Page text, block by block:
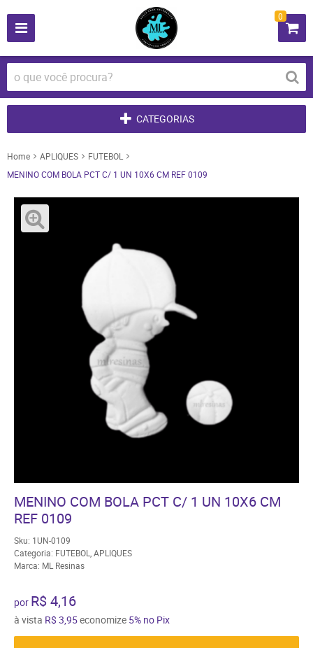
0
CATEGORIAS
Home APLIQUES
FUTEBOL
MENINO COM BOLA PCT C/ 1 UN 10X6 CM REF 0109
MENINO COM BOLA PCT C/ 1 UN 10X6 CM
REF 0109
Sku: 1UN-0109
Categoria: FUTEBOL APLIQUES
Marca: ML Resinas
por R$ 4,16
à vista R$ 3,95economize 5% no Pix